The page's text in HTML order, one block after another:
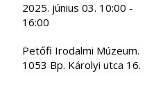
2025. június 03. 10:00 -
16:00
Petőfi Irodalmi Múzeum.
1053 Bp. Károlyi utca 16.